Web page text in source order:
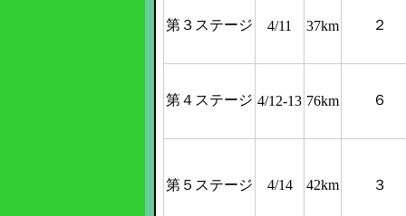
第３ステージ 4/11 37km ２
第４ステージ 4/12-13 76km ６
第５ステージ 4/14 42km ３